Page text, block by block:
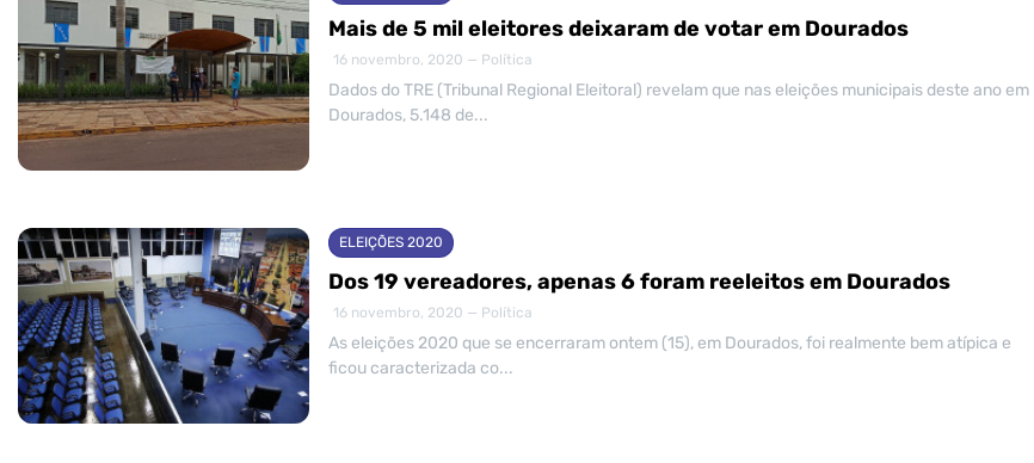
Mais de 5 mil eleitores deixaram de votar em Dourados
16 novembro, 2020 — Política
Dados do TRE (Tribunal Regional Eleitoral) revelam que nas eleições municipais deste ano em
Dourados, 5.148 de...
ELEIÇÕES 2020
Dos 19 vereadores, apenas 6 foram reeleitos em Dourados
16 novembro, 2020 — Política
As eleições 2020 que se encerraram ontem (15), em Dourados, foi realmente bem atípica e
ficou caracterizada co...